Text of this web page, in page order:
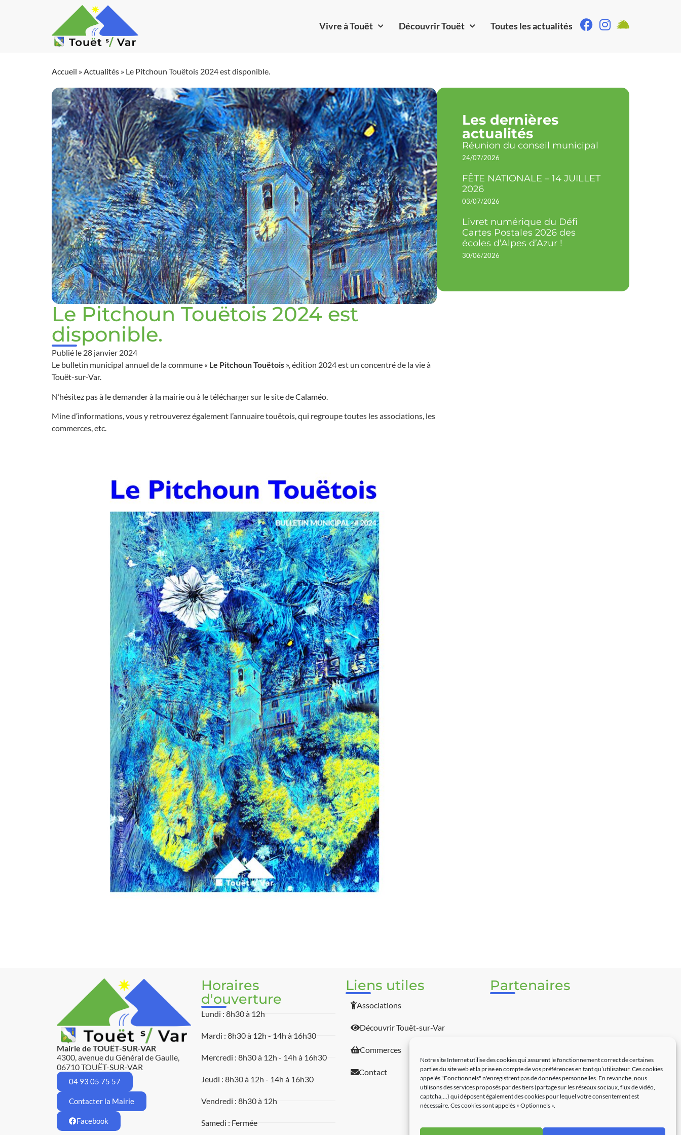
Notre site Internet utilise des cookies qui assurent le fonctionnement correct de certaines
parties du site web et la prise en compte de vos préférences en tant qu’utilisateur. Ces cookies
appelés "Fonctionnels" n'enregistrent pas de données personnelles. En revanche, nous
utilisons des services proposés par des tiers (partage sur les réseaux sociaux, flux de vidéo,
captcha,...) qui déposent également des cookies pour lequel votre consentement est
nécessaire. Ces cookies sont appelés « Optionnels ».
Vivre à Touët Découvrir Touët Toutes les actualités
Accueil » Actualités » Le Pitchoun Touëtois 2024 est disponible.
Le Pitchoun Touëtois 2024 est
disponible.
Publié le 28 janvier 2024
Le bulletin municipal annuel de la commune « Le Pitchoun Touëtois », édition 2024 est un concentré de la vie à
Touët-sur-Var.
N’hésitez pas à le demander à la mairie ou à le télécharger sur le site deCalaméo
Mine d’informations, vous y retrouverez également l’annuaire touëtois, qui regroupe toutes les associations, les
commerces, etc.
Les dernières
actualités
Réunion du conseil municipal
24/07/2026
FÊTE NATIONALE – 14 JUILLET
2026
03/07/2026
Livret numérique du Défi
Cartes Postales 2026 des
écoles d’Alpes d’Azur !
30/06/2026
Mairie de TOUËT-SUR-VAR
4300, avenue du Général de Gaulle,
06710 TOUËT-SUR-VAR
04 93 05 75 57
Contacter la Mairie
Facebook
Horaires
d'ouverture
Lundi : 8h30 à 12h
Mardi : 8h30 à 12h - 14h à 16h30
Mercredi : 8h30 à 12h - 14h à 16h30
Jeudi : 8h30 à 12h - 14h à 16h30
Vendredi : 8h30 à 12h
Samedi : Fermée
Liens utiles
Associations
Découvrir Touët-sur-Var
Commerces
Contact
Partenaires